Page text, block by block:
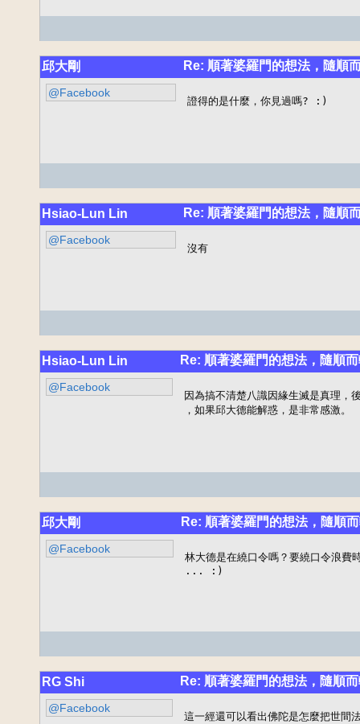
邱大剛 Re: 順著婆羅門的想法，隨順
@Facebook
證得的是什麼，你見過嗎? :)
Hsiao-Lun Lin Re: 順著婆羅門的想法，隨順
@Facebook
沒有
Hsiao-Lun Lin Re: 順著婆羅門的想法，隨順
@Facebook
因為搞不清楚八識因緣生滅是真理，
，如果邱大德能解惑，是非常感激。
邱大剛 Re: 順著婆羅門的想法，隨順
@Facebook
林大德是在繞口令嗎？要繞口令浪費
... :)
RG Shi Re: 順著婆羅門的想法，隨順
@Facebook
這一經還可以看出佛陀是怎麼把世間